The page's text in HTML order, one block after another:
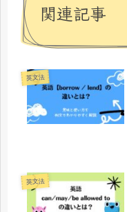
関連記事
英文法
英文法